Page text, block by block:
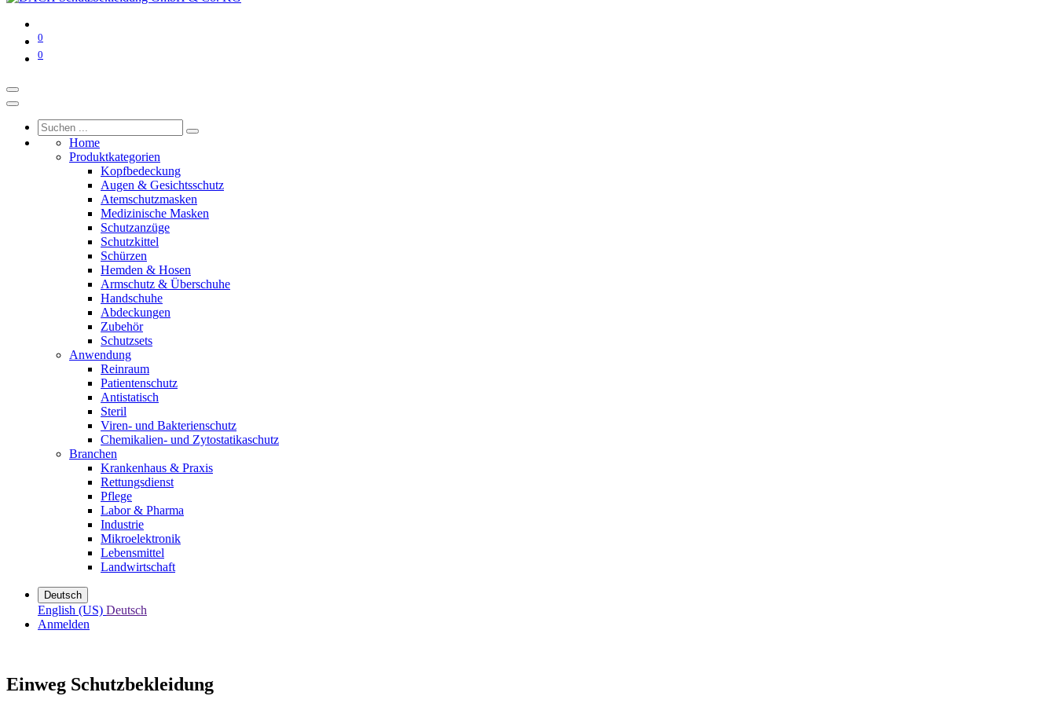
0
0
Home
Produktkategorien
Kopfbedeckung
Augen & Gesichtsschutz
Atemschutzmasken
Medizinische Masken
Schutzanzüge
Schutzkittel
Schürzen
Hemden & Hosen
Armschutz & Überschuhe
Handschuhe
Abdeckungen
Zubehör
Schutzsets
Anwendung
Reinraum
Patientenschutz
Antistatisch
Steril
Viren- und Bakterienschutz
Chemikalien- und Zytostatikaschutz
Branchen
Krankenhaus & Praxis
Rettungsdienst
Pflege
Labor & Pharma
Industrie
Mikroelektronik
Lebensmittel
Landwirtschaft
Deutsch
English (US) Deutsch
Anmelden
Einweg Schutzbekleidung